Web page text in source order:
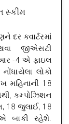
સ્કીમ
દર ક્વાર્ટરમાં
જીએસટી
-4 એ ફાઇલ
લોકો
મહિનાની 18
કમ્પોઝિશન
18 જુલાઈ, 18
બાકી રહેશે.